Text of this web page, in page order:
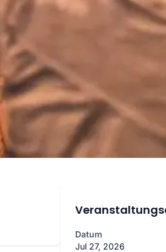
Datum
Jul 27, 2026